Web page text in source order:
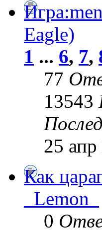
Eagle)
1 ... 6, 7,
77
13543
25
Как
_Lemon_
0